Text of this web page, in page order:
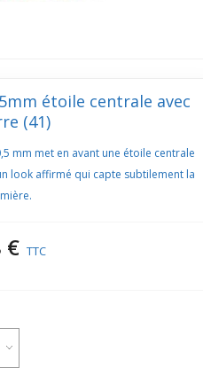
étoile centrale avec
(41)
mm met en avant une étoile centrale
look affirmé qui capte subtilement la
€ TTC